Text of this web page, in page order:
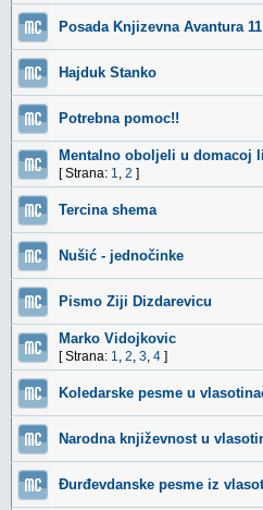
Posada Knjizevna Avantura 11
Hajduk Stanko
Potrebna pomoc!!
Mentalno oboljeli u domacoj
[ Strana: 1, 2 ]
Tercina shema
Nušić - jednočinke
Pismo Ziji Dizdarevicu
Marko Vidojkovic
[ Strana: 1, 2, 3, 4 ]
Koledarske pesme u
Narodna književnost u
Đurđevdanske pesme iz